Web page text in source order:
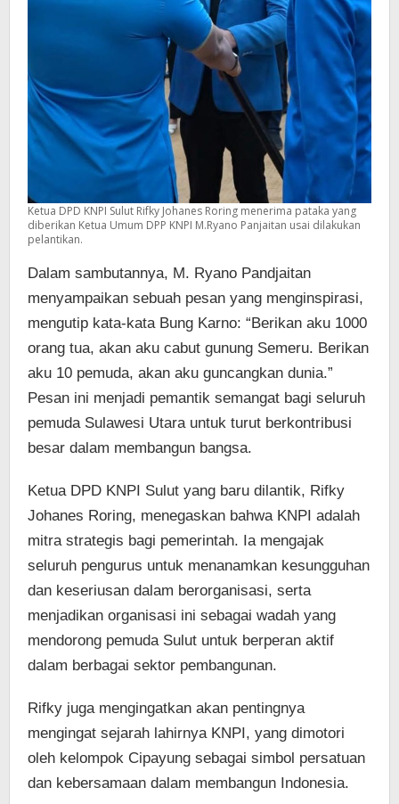
Ketua DPD KNPI Sulut Rifky Johanes Roring menerima pataka yang
diberikan Ketua Umum DPP KNPI M.Ryano Panjaitan usai dilakukan
pelantikan.
Dalam sambutannya, M. Ryano Pandjaitan
menyampaikan sebuah pesan yang menginspirasi,
mengutip kata-kata Bung Karno: “Berikan aku 1000
orang tua, akan aku cabut gunung Semeru. Berikan
aku 10 pemuda, akan aku guncangkan dunia.”
Pesan ini menjadi pemantik semangat bagi seluruh
pemuda Sulawesi Utara untuk turut berkontribusi
besar dalam membangun bangsa.
Ketua DPD KNPI Sulut yang baru dilantik, Rifky
Johanes Roring, menegaskan bahwa KNPI adalah
mitra strategis bagi pemerintah. Ia mengajak
seluruh pengurus untuk menanamkan kesungguhan
dan keseriusan dalam berorganisasi, serta
menjadikan organisasi ini sebagai wadah yang
mendorong pemuda Sulut untuk berperan aktif
dalam berbagai sektor pembangunan.
Rifky juga mengingatkan akan pentingnya
mengingat sejarah lahirnya KNPI, yang dimotori
oleh kelompok Cipayung sebagai simbol persatuan
dan kebersamaan dalam membangun Indonesia.